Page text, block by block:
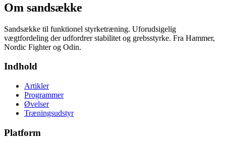
Om sandsække
Sandsække til funktionel styrketræning. Uforudsigelig
vægtfordeling der udfordrer stabilitet og grebsstyrke. Fra Hammer,
Nordic Fighter og Odin.
Indhold
Artikler
Programmer
Øvelser
Træningsudstyr
Platform